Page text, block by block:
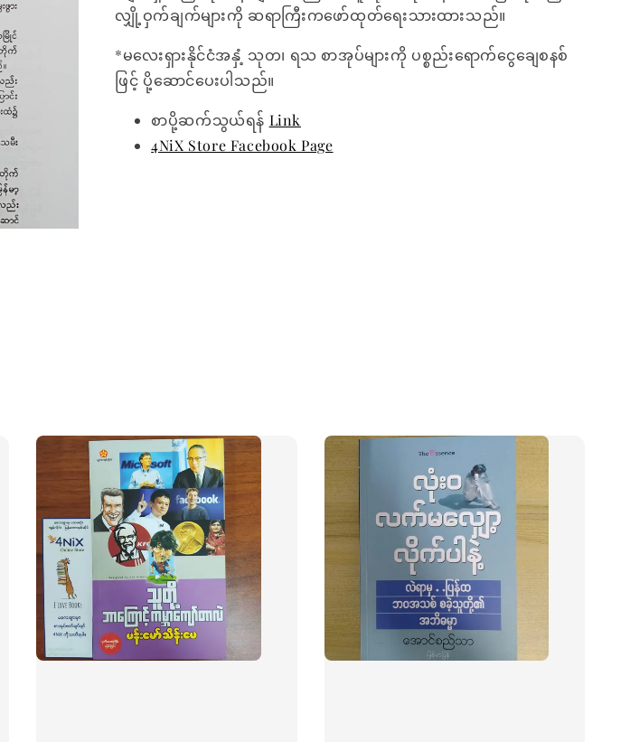
လျှို့ဝှက်ချက်များကို ဆရာကြီးကဖော်ထုတ်ရေးသားထားသည်။
*မလေးရှားနိုင်ငံအနှံ့ သုတ၊ ရသ စာအုပ်များကို ပစ္စည်းရောက်ငွေချေစနစ်
ဖြင့် ပို့ဆောင်ပေးပါသည်။
စာပို့ဆက်သွယ်ရန် Link
4NiX Store Facebook Page